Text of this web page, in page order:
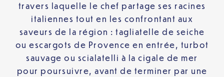
travers laquelle le chef partage ses racines
italiennes tout en les confrontant aux
saveurs de la région : tagliatelle de seiche
ou escargots de Provence en entrée, turbot
sauvage ou scialatelli à la cigale de mer
pour poursuivre, avant de terminer par une